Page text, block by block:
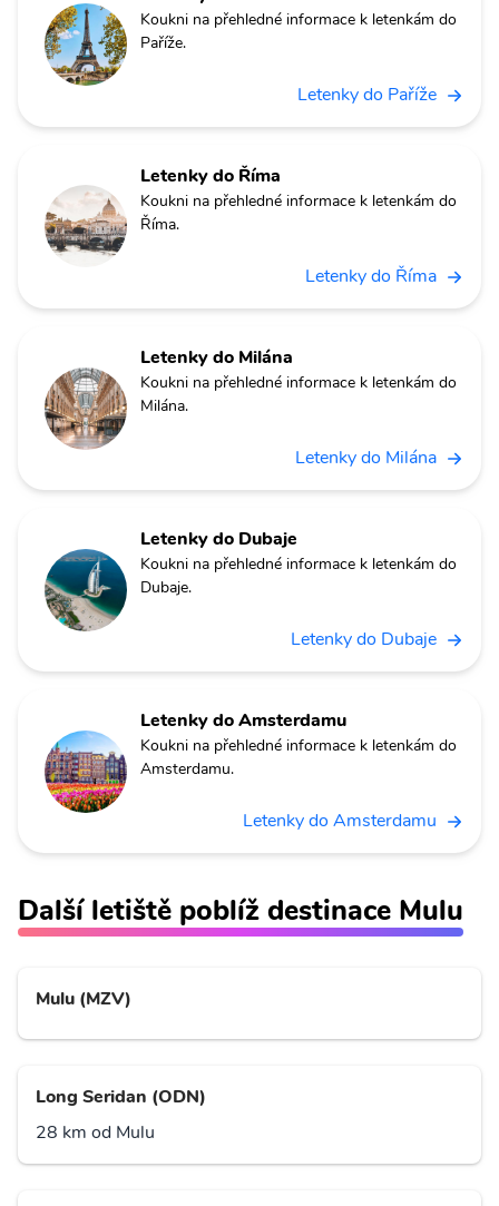
Koukni na přehledné informace k letenkám do
Paříže.
Letenky do Paříže
Letenky do Říma
Koukni na přehledné informace k letenkám do
Říma.
Letenky do Říma
Letenky do Milána
Koukni na přehledné informace k letenkám do
Milána.
Letenky do Milána
Letenky do Dubaje
Koukni na přehledné informace k letenkám do
Dubaje.
Letenky do Dubaje
Letenky do Amsterdamu
Koukni na přehledné informace k letenkám do
Amsterdamu.
Letenky do Amsterdamu
Další letiště poblíž destinace Mulu
Mulu (MZV)
Long Seridan (ODN)
28 km od Mulu